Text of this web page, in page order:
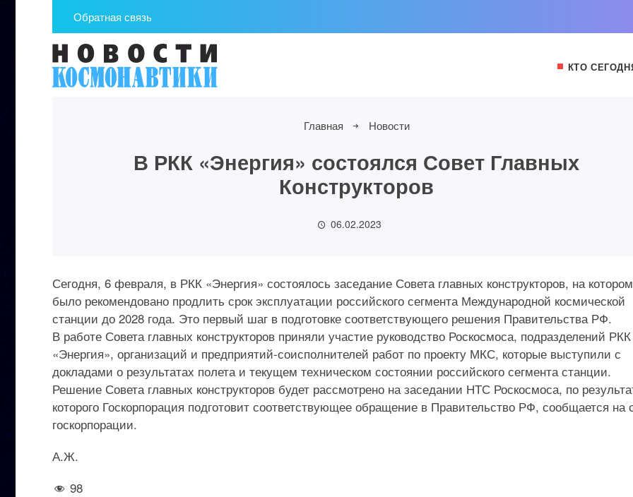
Обратная связь
КТО
Главная Новости
В РКК «Энергия» состоялся Совет Главных
Конструкторов
06.02.2023
Сегодня, 6 февраля, в РКК «Энергия» состоялось заседание Совета главных конструкторов, на котором
было рекомендовано продлить срок эксплуатации российского сегмента Международной космической
станции до 2028 года. Это первый шаг в подготовке соответствующего решения Правительства РФ.
В работе Совета главных конструкторов приняли участие руководство Роскосмоса, подразделений РКК
«Энергия», организаций и предприятий-соисполнителей работ по проекту МКС, которые выступили с
докладами о результатах полета и текущем техническом состоянии российского сегмента станции.
Решение Совета главных конструкторов будет рассмотрено на заседании НТС Роскосмоса, по
которого Госкорпорация подготовит соответствующее обращение в Правительство РФ, сообщается на
госкорпорации.
А.Ж.
98